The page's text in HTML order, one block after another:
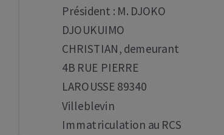
Président : M. DJOKO
DJOUKUIMO
CHRISTIAN, demeurant
4B RUE PIERRE
LAROUSSE 89340
Villeblevin
Immatriculation au RCS